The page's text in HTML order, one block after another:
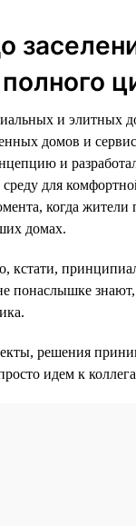
и элитных
домов и
и
для
когда
домах.
кстати,
знают,
решения
идем к